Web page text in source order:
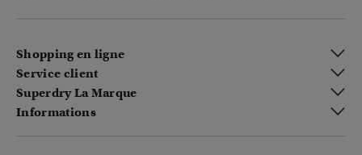
Shopping en ligne
Service client
Superdry La Marque
Informations